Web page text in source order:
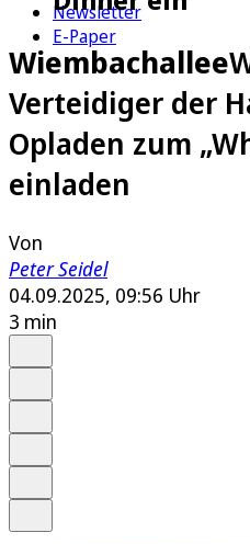
Newsletter
E-Paper
Wiembachallee
Verteidiger der
Opladen zum
einladen
Von
Peter Seidel
04.09.2025, 09:56 Uhr
3 min